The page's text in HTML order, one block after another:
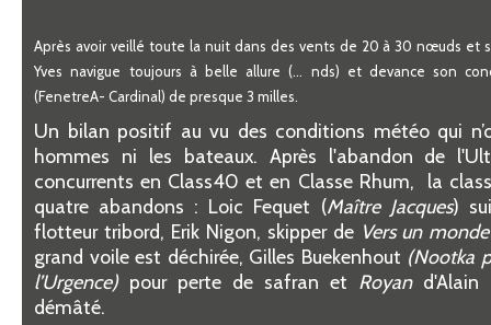
Après avoir veillé toute la nuit dans des vents de 20 à 30 nœuds et
Yves navigue toujours à belle allure (… nds) et devance son
(FenetreA- Cardinal) de presque 3 milles.
Un bilan positif au vu des conditions météo qui
hommes ni les bateaux. Après l'abandon de
concurrents en Class40 et en Classe Rhum, la
quatre abandons : Loic Fequet (Maître Jacques)
flotteur tribord, Erik Nigon, skipper de Vers un
grand voile est déchirée, Gilles Buekenhout (Nootka
l’Urgence)pour perte de safran et Royand'Alain
démâté.